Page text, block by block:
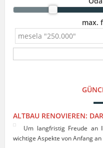
max.
ALTBAU RENOVIEREN:
Um langfristig Freude an
wichtige Aspekte von Anfang